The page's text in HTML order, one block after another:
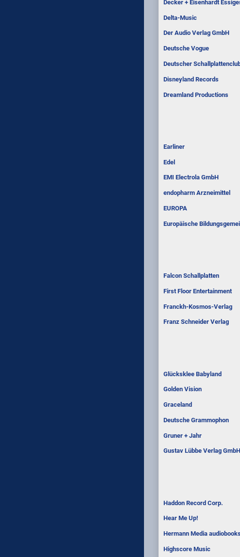
Decker + Eisenhardt
Delta-Music
Der Audio Verlag GmbH
Deutsche Vogue
Deutscher
Disneyland Records
Dreamland Productions
Earliner
Edel
EMI Electrola GmbH
endopharm Arzneimittel
EUROPA
Europäische
Falcon Schallplatten
First Floor Entertainment
Franckh-Kosmos-Verlag
Franz Schneider Verlag
Glücksklee Babyland
Golden Vision
Graceland
Deutsche Grammophon
Gruner + Jahr
Gustav Lübbe Verlag GmbH
Haddon Record Corp.
Hear Me Up!
Hermann Media
Highscore Music